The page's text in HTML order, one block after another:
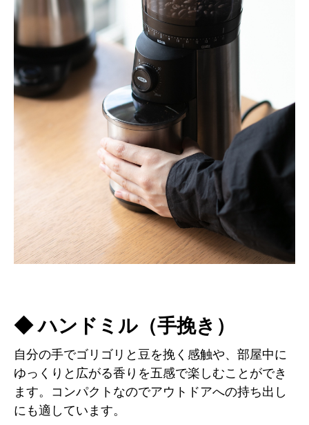
◆ ハンドミル（手挽き）
自分の手でゴリゴリと豆を挽く感触や、部屋中に
ゆっくりと広がる香りを五感で楽しむことができ
ます。コンパクトなのでアウトドアへの持ち出し
にも適しています。